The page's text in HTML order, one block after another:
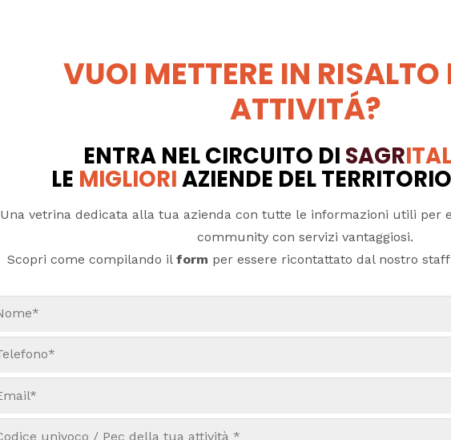
VUOI METTERE IN RISALTO
ATTIVITÁ?
ENTRA NEL CIRCUITO DI SAGR
LE MIGLIORIAZIENDE DEL
Una vetrina dedicata alla tua azienda con tutte le informazioni utili per
community con servizi vantaggiosi.
Scopri come compilando il form per essere ricontattato dal nostro